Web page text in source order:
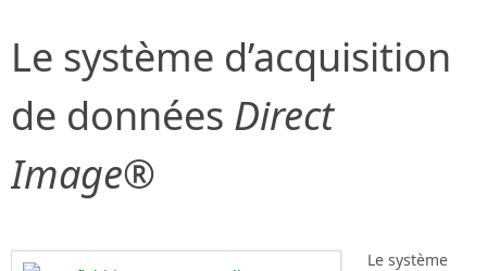
Le système d’acquisition
de données Direct
Image®
Le système